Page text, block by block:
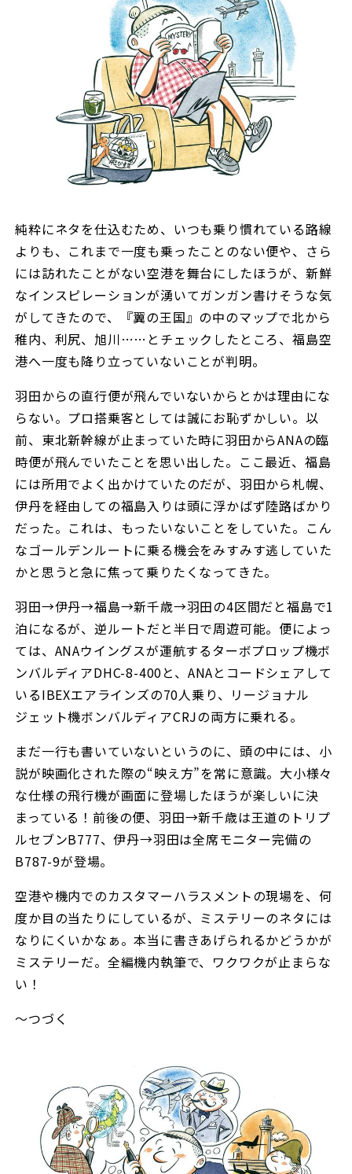
純粋にネタを仕込むため、いつも乗り慣れている路線
よりも、これまで一度も乗ったことのない便や、さら
には訪れたことがない空港を舞台にしたほうが、新鮮
なインスピレーションが湧いてガンガン書けそうな気
がしてきたので、『翼の王国』の中のマップで北から
稚内、利尻、旭川……とチェックしたところ、福島空
港へ一度も降り立っていないことが判明。
羽田からの直行便が飛んでいないからとかは理由にな
らない。プロ搭乗客としては誠にお恥ずかしい。以
前、東北新幹線が止まっていた時に羽田からANAの臨
時便が飛んでいたことを思い出した。ここ最近、福島
には所用でよく出かけていたのだが、羽田から札幌、
伊丹を経由しての福島入りは頭に浮かばず陸路ばかり
だった。これは、もったいないことをしていた。こん
なゴールデンルートに乗る機会をみすみす逃していた
かと思うと急に焦って乗りたくなってきた。
羽田→伊丹→福島→新千歳→羽田の4区間だと福島で1
泊になるが、逆ルートだと半日で周遊可能。便によっ
ては、ANAウイングスが運航するターボプロップ機ボ
ンバルディアDHC-8-400と、ANAとコードシェアして
いるIBEXエアラインズの70人乗り、リージョナル
ジェット機ボンバルディアCRJの両方に乗れる。
まだ一行も書いていないというのに、頭の中には、小
説が映画化された際の“映え方”を常に意識。大小様々
な仕様の飛行機が画面に登場したほうが楽しいに決
まっている！前後の便、羽田→新千歳は王道のトリプ
ルセブンB777、伊丹→羽田は全席モニター完備の
B787-9が登場。
空港や機内でのカスタマーハラスメントの現場を、何
度か目の当たりにしているが、ミステリーのネタには
なりにくいかなぁ。本当に書きあげられるかどうかが
ミステリーだ。全編機内執筆で、ワクワクが止まらな
い！
〜つづく